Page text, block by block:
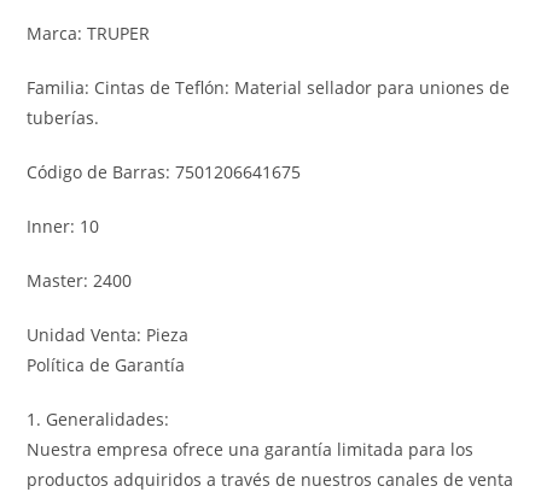
Marca: TRUPER
Familia: Cintas de Teflón: Material sellador para uniones de
tuberías.
Código de Barras: 7501206641675
Inner: 10
Master: 2400
Unidad Venta: Pieza
Política de Garantía
1. Generalidades:
Nuestra empresa ofrece una garantía limitada para los
productos adquiridos a través de nuestros canales de venta